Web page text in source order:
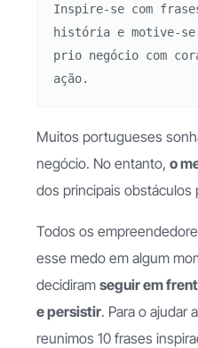
Inspire-se com
história e motive-
prio negócio com
ação.
Muitos portugueses
negócio. No entanto, o
dos principais obstáculos
Todos os
esse medo em algum
decidiram seguir em
e persistir. Para o ajudar
reunimos 10 frases